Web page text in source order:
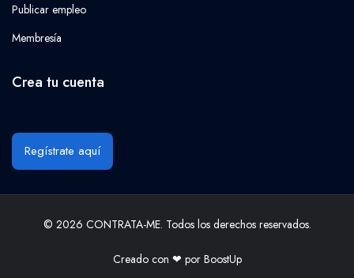
Publicar empleo
Membresía
Crea tu cuenta
Regístrate aquí
© 2026 CONTRATA-ME. Todos los derechos reservados.
Creado con ❤ por BoostUp